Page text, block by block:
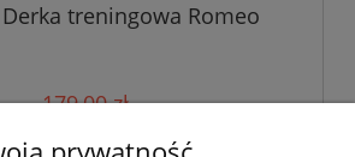
treningowa Romeo
179,00 zł